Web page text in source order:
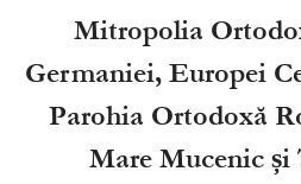
content
Mitropolia
Germaniei, Europei
Parohia Ortodoxă
Mare Mucenic